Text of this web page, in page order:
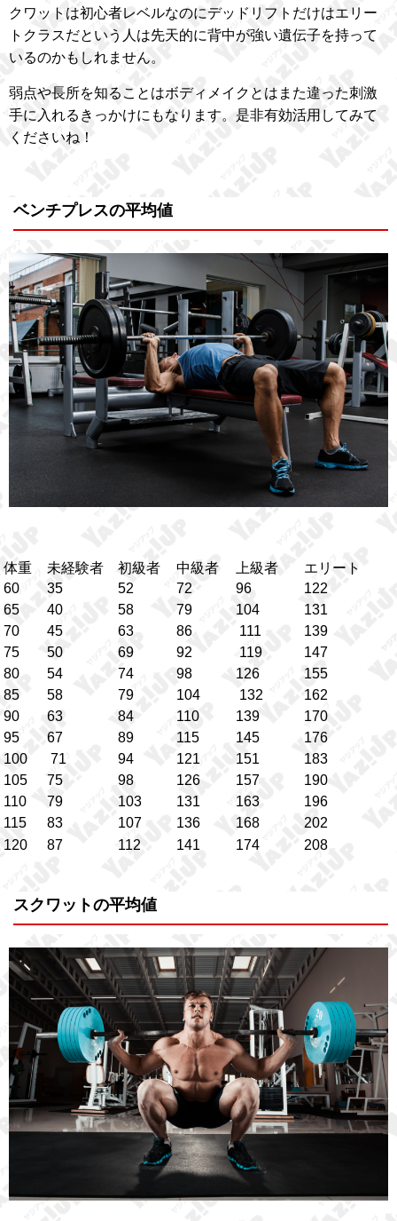
クワットは初心者レベルなのにデッドリフトだけはエリー
トクラスだという人は先天的に背中が強い遺伝子を持って
いるのかもしれません。
弱点や長所を知ることはボディメイクとはまた違った刺激
手に入れるきっかけにもなります。是非有効活用してみて
くださいね！
ベンチプレスの平均値
体重 未経験者 初級者 中級者 上級者
エリート
60
35 52 72 96
122
65
40 58 79 104
131
70
45 63 86 111
139
75
50 69 92 119
147
80
54 74 98 126
155
85
58 79 104 132
162
90
63 84 110 139
170
95
67 89 115 145
176
100
71 94 121 151
183
105
75 98 126 157
190
110
79 103 131 163
196
115
83 107 136 168
202
120
87 112 141 174 208
スクワットの平均値